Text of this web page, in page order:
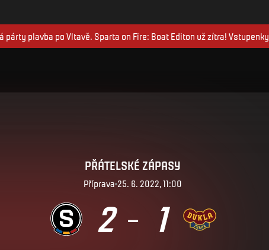
párty plavba po Vltavě. Sparta on Fire: Boat Editon už zítra! Vstupenky
PŘÁTELSKÉ ZÁPASY
Příprava 25. 6. 2022, 11:00
2 – 1